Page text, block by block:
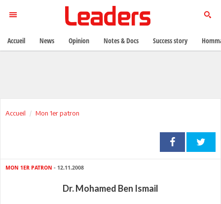
Accueil Mon 1er patron
MON 1ER PATRON - 12.11.2008
Dr. Mohamed Ben Ismail
Accueil News Opinion Notes & Docs Success story